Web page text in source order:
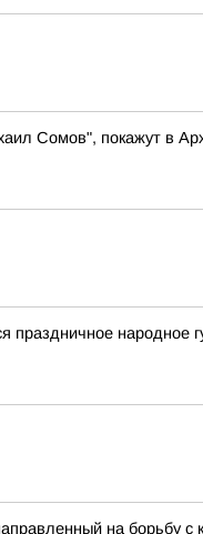
Сомов", покажут в
праздничное
на борьбу